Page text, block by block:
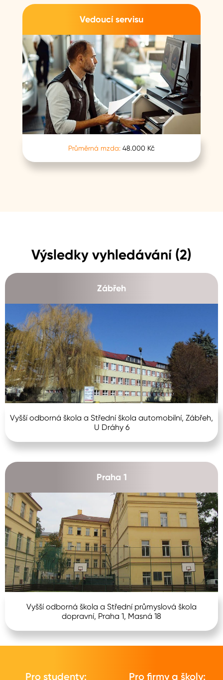
Vedoucí servisu
Průměrná mzda: 48.000 Kč
Výsledky vyhledávání (2)
Zábřeh
Vyšší odborná škola a Střední škola automobilní, Zábřeh,
U Dráhy 6
Praha 1
Vyšší odborná škola a Střední průmyslová škola
dopravní, Praha 1, Masná 18
Pro studenty: Pro firmy a školy: